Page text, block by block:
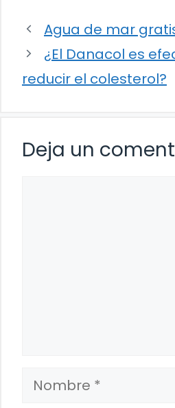
Agua de mar
¿El Danacol es
reducir el colesterol?
Deja un
Nombre